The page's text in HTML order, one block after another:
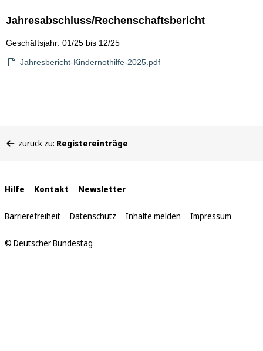
Jahresabschluss/Rechenschaftsbericht
Geschäftsjahr: 01/25 bis 12/25
Jahresbericht-Kindernothilfe-2025.pdf
befinden
zurück zu: Registereinträge
Interne
Links
Hilfe Kontakt Newsletter
Barrierefreiheit Datenschutz Inhalte melden Impressum
© Deutscher Bundestag